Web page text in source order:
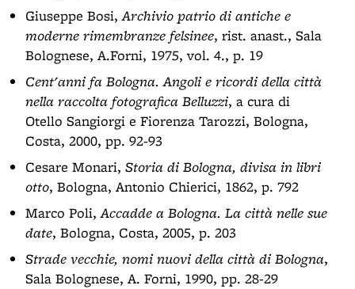
Giuseppe Bosi,Archivio patrio di antiche e
moderne rimembranze felsinee, rist. anast., Sala
Bolognese, A.Forni, 1975, vol. 4., p. 19
Cent'anni fa Bologna. Angoli e ricordi della città
nella raccolta fotografica Belluzzi, a cura di
Otello Sangiorgi e Fiorenza Tarozzi, Bologna,
Costa, 2000, pp. 92-93
Cesare Monari, Storia di Bologna, divisa in libri
otto, Bologna, Antonio Chierici, 1862, p. 792
Marco Poli,Accadde a Bologna. La città nelle sue
date, Bologna, Costa, 2005, p. 203
Strade vecchie, nomi nuovi della città di Bologna,
Sala Bolognese, A. Forni, 1990, pp. 28-29